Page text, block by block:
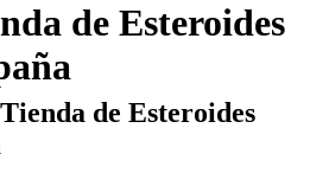
de Esteroides
de Esteroides